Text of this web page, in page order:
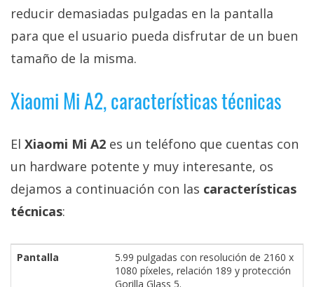
Informático
(CC) 2006-
2026. Algunos
derechos
reducir demasiadas pulgadas en la pantalla
para que el usuario pueda disfrutar de un buen
tamaño de la misma.
Xiaomi Mi A2, características técnicas
El Xiaomi Mi A2 es un teléfono que cuentas con
un hardware potente y muy interesante, os
dejamos a continuación con las características
técnicas:
Pantalla
5.99 pulgadas con resolución de 2160 x
1080 píxeles, relación 189 y protección
Gorilla Glass 5.